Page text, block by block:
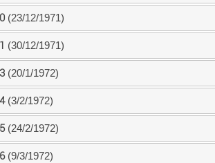
(23/12/1971)
(30/12/1971)
(20/1/1972)
(3/2/1972)
(24/2/1972)
(9/3/1972)